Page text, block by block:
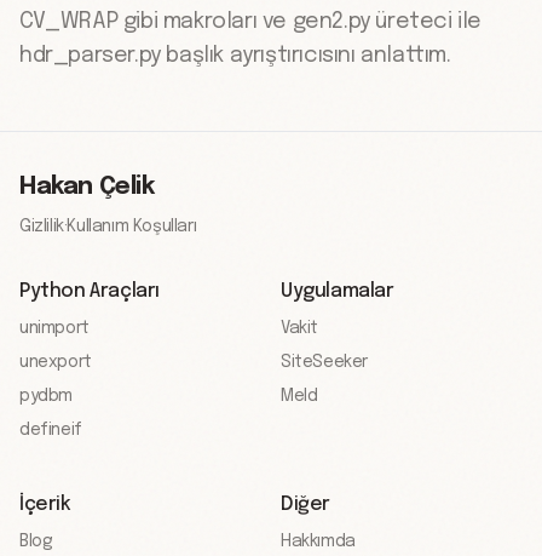
CV_WRAP gibi makroları ve gen2.py üreteci ile
hdr_parser.py başlık ayrıştırıcısını anlattım.
Hakan Çelik
Gizlilik·Kullanım Koşulları
Python Araçları
unimport
unexport
pydbm
defineif
Uygulamalar
Vakit
SiteSeeker
Meld
İçerik
Blog
Diğer
Hakkımda